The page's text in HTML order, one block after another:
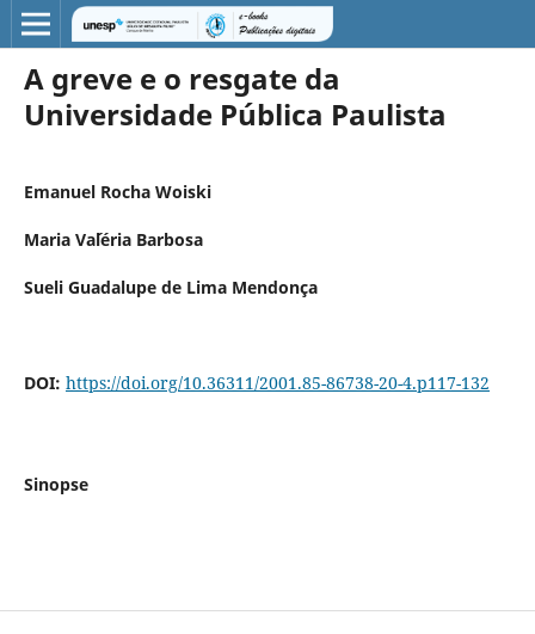
A greve e o resgate da
Universidade Pública Paulista
Emanuel Rocha Woiski
Maria Va´léria Barbosa
Sueli Guadalupe de Lima Mendonça
DOI: https://doi.org/10.36311/2001.85-86738-20-4.p117-132
Sinopse